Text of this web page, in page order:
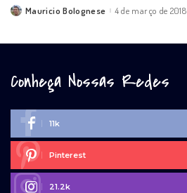
PostedMauricio Bolognese 4 de março de 2018
Conheça Nossas Redes
11k
Pinterest
21.2k